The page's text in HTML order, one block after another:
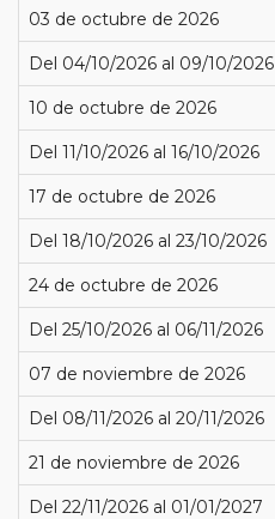
03 de octubre de 2026
Del 04/10/2026 al 09/10/2026
10 de octubre de 2026
Del 11/10/2026 al 16/10/2026
17 de octubre de 2026
Del 18/10/2026 al 23/10/2026
24 de octubre de 2026
Del 25/10/2026 al 06/11/2026
07 de noviembre de 2026
Del 08/11/2026 al 20/11/2026
21 de noviembre de 2026
Del 22/11/2026 al 01/01/2027